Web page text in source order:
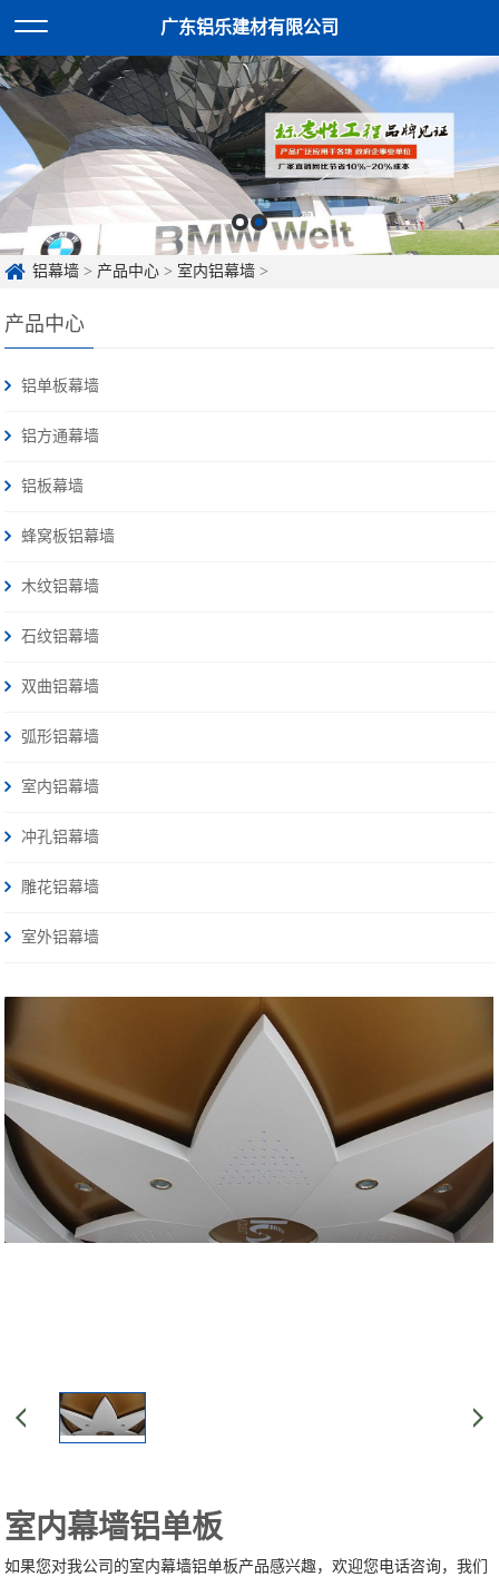
广东铝乐建材有限公司
铝幕墙 > 产品中心 > 室内铝幕墙 >
产品中心
铝单板幕墙
铝方通幕墙
铝板幕墙
蜂窝板铝幕墙
木纹铝幕墙
石纹铝幕墙
双曲铝幕墙
弧形铝幕墙
室内铝幕墙
冲孔铝幕墙
雕花铝幕墙
室外铝幕墙
室内幕墙铝单板
如果您对我公司的室内幕墙铝单板产品感兴趣，欢迎您电话咨询，我们